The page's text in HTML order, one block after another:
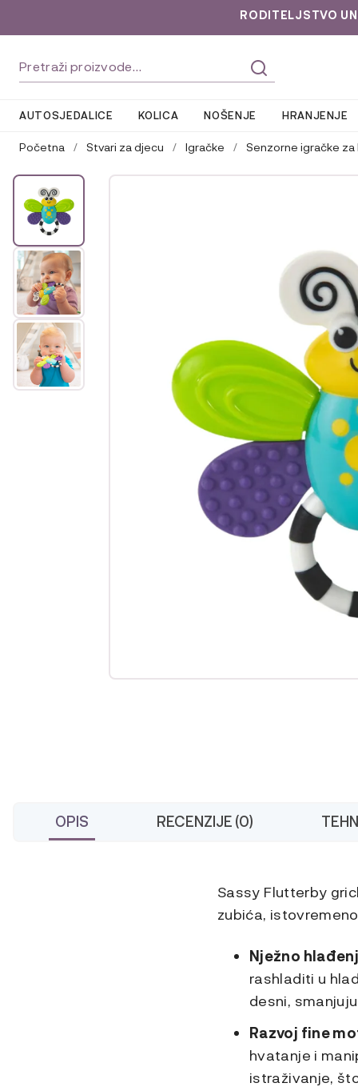
RODITELJSTVO
AUTOSJEDALICE KOLICA NOŠENJE HRANJENJE
na
do
Početna / Stvari za djecu / Igračke / Senzorne igračke
OPIS RECENZIJE (0)
Sassy Flutterby
zubića,
Nježno
rashladiti u
desni,
Razvoj fine
hvatanje i
istraživanje,